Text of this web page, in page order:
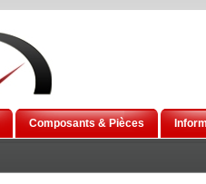
Composants & Pièces